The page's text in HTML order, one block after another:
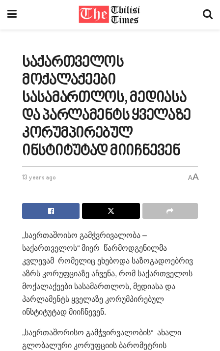
საქართველოს
მოქალაქეები
სასამართლოს, მედიასა
და პარლამენტს ყველაზე
კორუმპირებულ
ინსტიტუტად მიიჩნევენ
13 years ago AA
„საერთაშოისო გამჭვრივალობა –
საქართველოს“ მიერ წარმოდგენილმა
კვლევამ რომელიც ეხებოდა საზოგადოებრივ
აზრს კორუფციაზე აჩვენა, რომ საქართველოს
მოქალაქეები სასამართლოს, მედიასა და
პარლამენტს ყველაზე კორუმპირებულ
ინსტიტუტად მიიჩნევენ.
„საერთაშორისო გამჭვირვალობის“ ახალი
გლობალური კორუფციის ბარომეტრის